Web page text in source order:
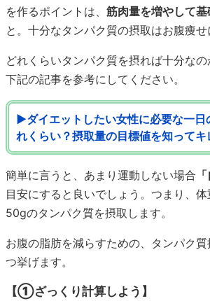
を作るポイントは、 筋肉量を増やして
と。十分なタンパク質の摂取はお腹痩せ
どれくらいタンパク質を摂れば十分なの
下記の記事を参考にしてください。
▶ダイエットしたい女性に必要な一日
れくらい？摂取量の目標値を知ってキ
簡単に言うと、あまり運動しない場合
目安にすると良いでしょう。つまり、
50gのタンパク質を摂取します。
お腹の脂肪を減らすための、タンパク
つ挙げます。
【①ざっくり計算しよう】